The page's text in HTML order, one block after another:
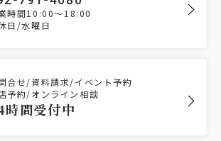
時間10:00～18:00
日/水曜日
合せ/資料請求/イベント予約
予約/オンライン相談
時間受付中